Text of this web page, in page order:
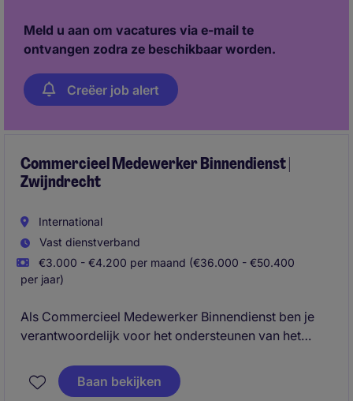
Meld u aan om vacatures via e-mail te
ontvangen zodra ze beschikbaar worden.
Creëer job alert
Commercieel Medewerker Binnendienst |
Zwijndrecht
International
Vast dienstverband
€3.000 - €4.200 per maand (€36.000 - €50.400
per jaar)
Als Commercieel Medewerker Binnendienst ben je
verantwoordelijk voor het ondersteunen van het
fungeer je als aanspreekpunt voor klanten,
leveranciers en interne stakeholders. Je signaleert
Baan bekijken